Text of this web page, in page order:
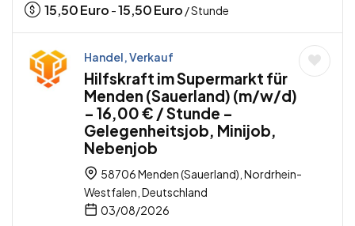
15,50Euro -15,50Euro / Stunde
Handel, Verkauf
Hilfskraft im Supermarkt für
Menden (Sauerland) (m/w/d)
– 16,00 € / Stunde –
Gelegenheitsjob, Minijob,
Nebenjob
58706 Menden (Sauerland), Nordrhein-
Westfalen, Deutschland
03/08/2026